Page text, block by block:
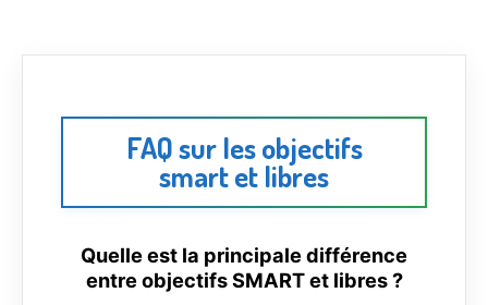
FAQ sur les objectifs
smart et libres
Quelle est la principale différence
entre objectifs SMART et libres ?